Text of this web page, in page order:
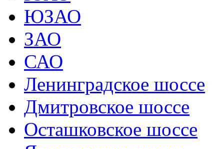
ЮЗАО
ЗАО
САО
Ленинградское шоссе
Дмитровское шоссе
Осташковское шоссе